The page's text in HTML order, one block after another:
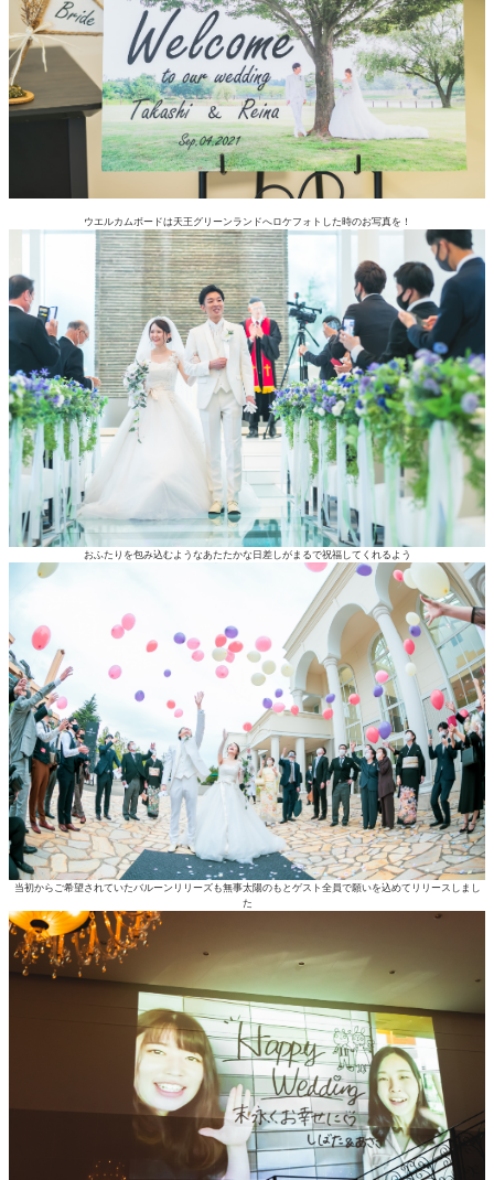
ウエルカムボードは天王グリーンランドへロケフォトした時のお写真を！
おふたりを包み込むようなあたたかな日差しがまるで祝福してくれるよう
当初からご希望されていたバルーンリリーズも無事太陽のもとゲスト全員で願いを込めてリリースしまし
た